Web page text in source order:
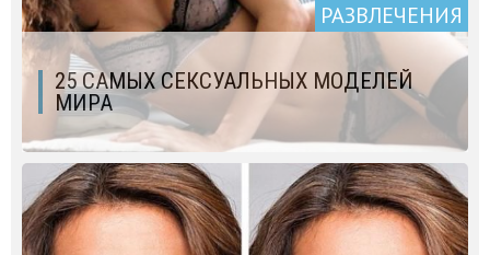
РАЗВЛЕЧЕНИЯ
25 САМЫХ СЕКСУАЛЬНЫХ МОДЕЛЕЙ
МИРА